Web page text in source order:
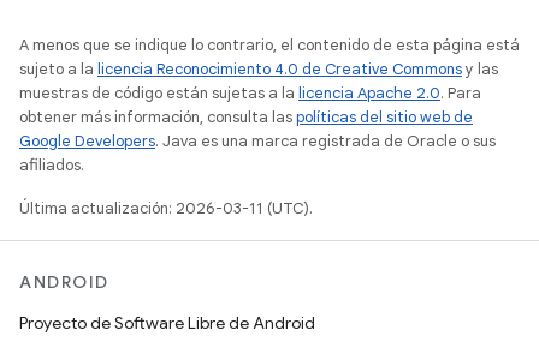
A menos que se indique lo contrario, el contenido de esta página está
sujeto a la licencia Reconocimiento 4.0 de Creative Commonsy las
muestras de código están sujetas a la licencia Apache 2.0. Para
obtener más información, consulta laspolíticas del sitio web de
Google Developers. Java es una marca registrada de Oracle o sus
afiliados.
Última actualización: 2026-03-11 (UTC).
ANDROID
Proyecto de Software Libre de Android